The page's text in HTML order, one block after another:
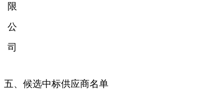
限
公
司
五、候选中标供应商名单